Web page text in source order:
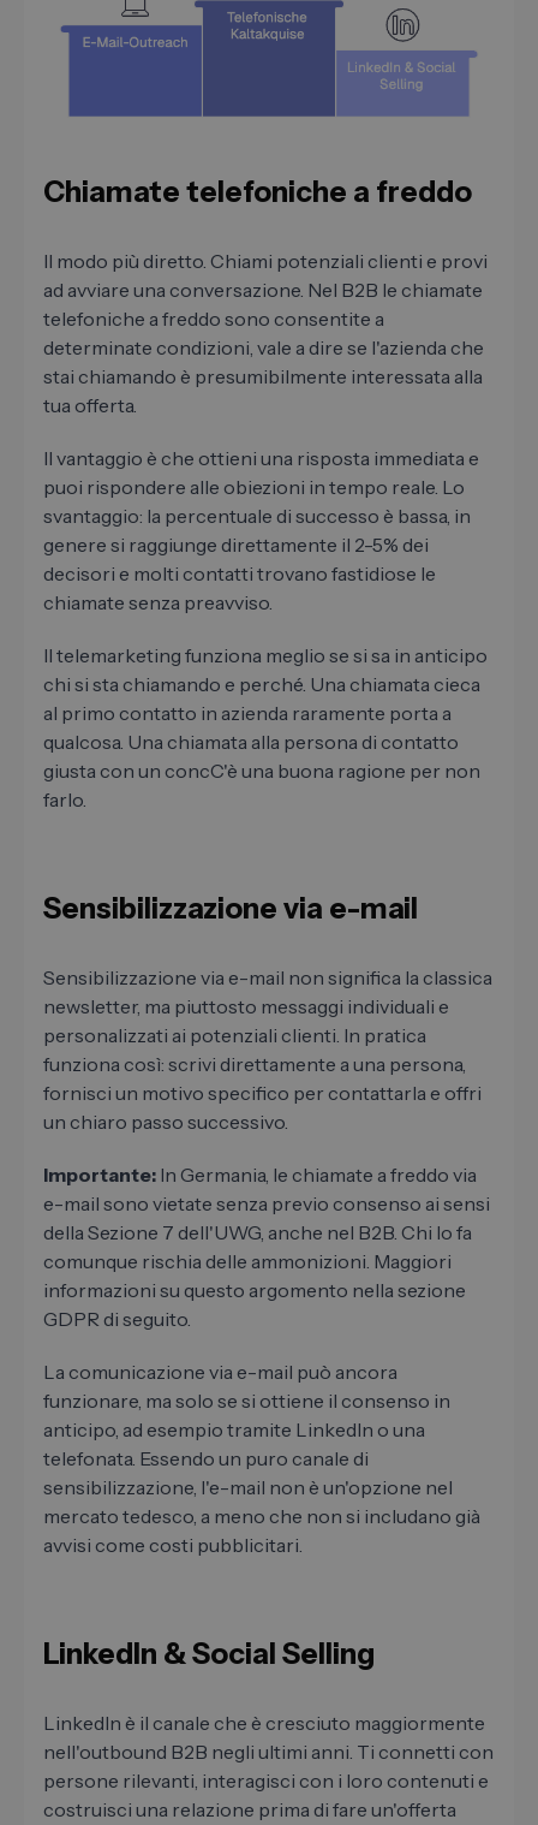
Chiamate telefoniche a freddo
Il modo più diretto. Chiami potenziali clienti e provi
ad avviare una conversazione. Nel B2B le chiamate
telefoniche a freddo sono consentite a
determinate condizioni, vale a dire se l'azienda che
stai chiamando è presumibilmente interessata alla
tua offerta.
Il vantaggio è che ottieni una risposta immediata e
puoi rispondere alle obiezioni in tempo reale. Lo
svantaggio: la percentuale di successo è bassa, in
genere si raggiunge direttamente il 2-5% dei
decisori e molti contatti trovano fastidiose le
chiamate senza preavviso.
Il telemarketing funziona meglio se si sa in anticipo
chi si sta chiamando e perché. Una chiamata cieca
al primo contatto in azienda raramente porta a
qualcosa. Una chiamata alla persona di contatto
giusta con un concC'è una buona ragione per non
farlo.
Sensibilizzazione via e-mail
Sensibilizzazione via e-mail non significa la classica
newsletter, ma piuttosto messaggi individuali e
personalizzati ai potenziali clienti. In pratica
funziona così: scrivi direttamente a una persona,
fornisci un motivo specifico per contattarla e offri
un chiaro passo successivo.
Importante: In Germania, le chiamate a freddo via
e-mail sono vietate senza previo consenso ai sensi
della Sezione 7 dell'UWG, anche nel B2B. Chi lo fa
comunque rischia delle ammonizioni. Maggiori
informazioni su questo argomento nella sezione
GDPR di seguito.
La comunicazione via e-mail può ancora
funzionare, ma solo se si ottiene il consenso in
anticipo, ad esempio tramite LinkedIn o una
telefonata. Essendo un puro canale di
sensibilizzazione, l'e-mail non è un'opzione nel
mercato tedesco, a meno che non si includano già
avvisi come costi pubblicitari.
LinkedIn & Social Selling
LinkedIn è il canale che è cresciuto maggiormente
nell'outbound B2B negli ultimi anni. Ti connetti con
persone rilevanti, interagisci con i loro contenuti e
costruisci una relazione prima di fare un'offerta